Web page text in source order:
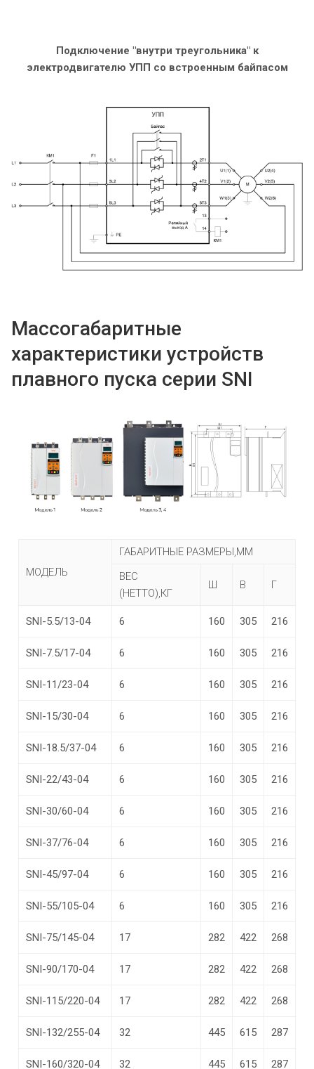
Подключение "внутри треугольника" к
электродвигателю УПП со встроенным байпасом
Массогабаритные
характеристики устройств
плавного пуска серии SNI
МОДЕЛЬ
ГАБАРИТНЫЕ РАЗМЕРЫ,ММ
ВЕС
(НЕТТО),КГ
Ш В Г
SNI-5.5/13-04 6 160 305 216
SNI-7.5/17-04 6 160 305 216
SNI-11/23-04 6 160 305 216
SNI-15/30-04 6 160 305 216
SNI-18.5/37-04 6 160 305 216
SNI-22/43-04 6 160 305 216
SNI-30/60-04 6 160 305 216
SNI-37/76-04 6 160 305 216
SNI-45/97-04 6 160 305 216
SNI-55/105-04 6 160 305 216
SNI-75/145-04 17 282 422 268
SNI-90/170-04 17 282 422 268
SNI-115/220-04 17 282 422 268
SNI-132/255-04 32 445 615 287
SNI-160/320-04 32 445 615 287